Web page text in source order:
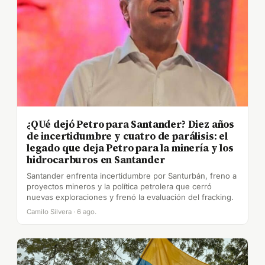
¿QUé dejó Petro para Santander? Diez años
de incertidumbre y cuatro de parálisis: el
legado que deja Petro para la minería y los
hidrocarburos en Santander
Santander enfrenta incertidumbre por Santurbán, freno a
proyectos mineros y la política petrolera que cerró
nuevas exploraciones y frenó la evaluación del fracking.
Camilo Silvera · 6 ago.